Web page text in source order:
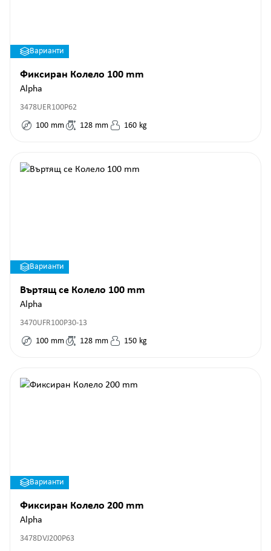
Варианти
Фиксиран Колело 100 mm
Alpha
3478UER100P62
100 mm 128 mm 160 kg
Варианти
Въртящ се Колело 100 mm
Alpha
3470UFR100P30-13
100 mm 128 mm 150 kg
Варианти
Фиксиран Колело 200 mm
Alpha
3478DVJ200P63